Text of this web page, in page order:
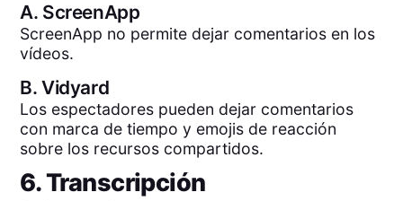
A. ScreenApp
ScreenApp no permite dejar comentarios en los
vídeos.
B.Vidyard
Los espectadores pueden dejar comentarios
con marca de tiempo y emojis de reacción
sobre los recursos compartidos.
6. Transcripción